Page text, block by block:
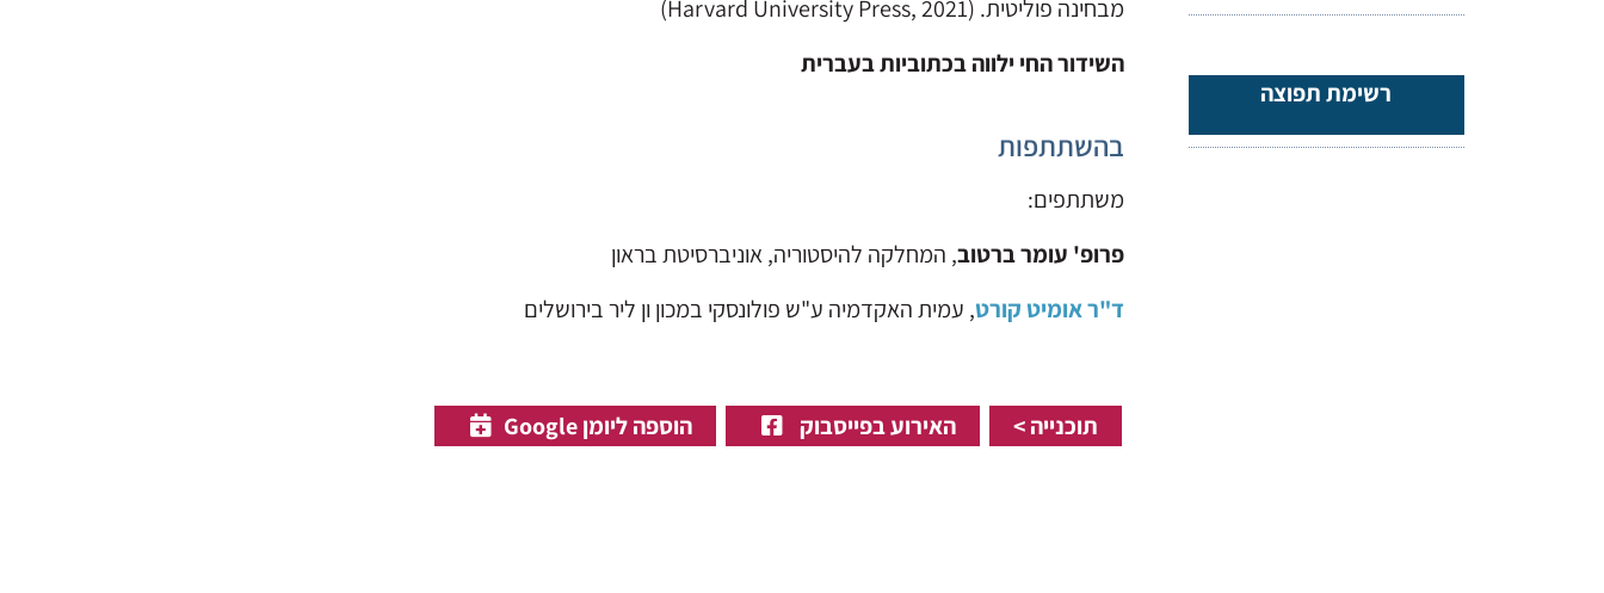
רשימת תפוצה
מבחינה פוליטית. (Harvard University Press, 2021)
השידור החי ילווה בכתוביות בעברית
בהשתתפות
משתתפים:
פרופ' עומר ברטוב, המחלקה להיסטוריה, אוניברסיטת בראון
ד"ר אומיט קורט, עמית האקדמיה ע"ש פולונסקי במכון ון ליר בירושלים
תוכנייה > האירוע בפייסבוק הוספה ליומן Google